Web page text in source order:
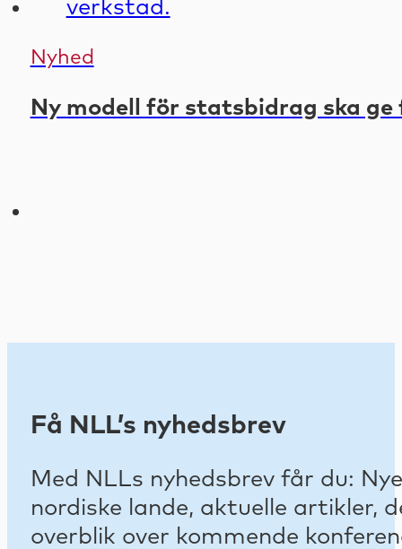
Nyhed
Ny modell för statsbidrag ska
Få NLL’s nyhedsbrev
Med NLLs nyhedsbrev får du:
nordiske lande, aktuelle
overblik over kommende